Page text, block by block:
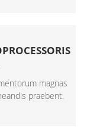
magnas
praebent.